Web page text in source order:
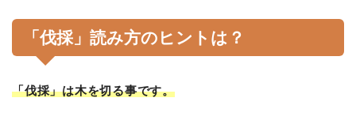
「伐採」読み方のヒントは？
「伐採」は木を切る事です。